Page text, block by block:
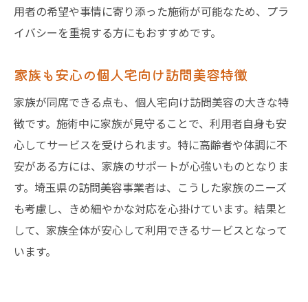
用者の希望や事情に寄り添った施術が可能なため、プラ
イバシーを重視する方にもおすすめです。
家族も安心の個人宅向け訪問美容特徴
家族が同席できる点も、個人宅向け訪問美容の大きな特
徴です。施術中に家族が見守ることで、利用者自身も安
心してサービスを受けられます。特に高齢者や体調に不
安がある方には、家族のサポートが心強いものとなりま
す。埼玉県の訪問美容事業者は、こうした家族のニーズ
も考慮し、きめ細やかな対応を心掛けています。結果と
して、家族全体が安心して利用できるサービスとなって
います。